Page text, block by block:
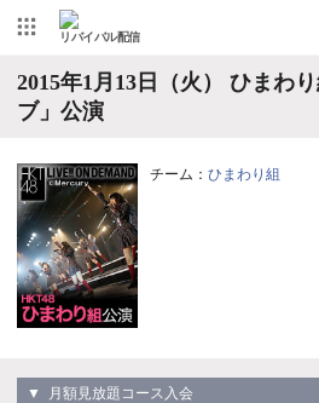
リバイバル配信
2015年1月13日（火） ひまわ
ブ」公演
チーム： ひまわり組
▼ 月額見放題コース入会